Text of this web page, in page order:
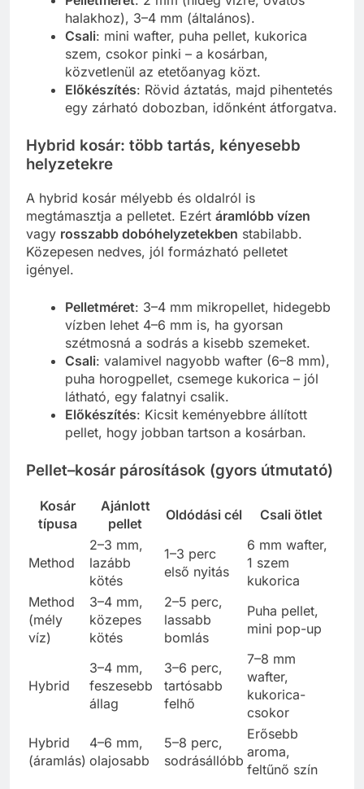
halakhoz), 3–4 mm (általános).
Csali: mini wafter, puha pellet, kukorica
szem, csokor pinki – a kosárban,
közvetlenül az etetőanyag közt.
Előkészítés: Rövid áztatás, majd pihentetés
egy zárható dobozban, időnként átforgatva.
Hybrid kosár: több tartás, kényesebb
helyzetekre
A hybrid kosár mélyebb és oldalról is
megtámasztja a pelletet. Ezért áramlóbb vízen
vagy rosszabb dobóhelyzetekben stabilabb.
Közepesen nedves, jól formázható pelletet
igényel.
Pelletméret: 3–4 mm mikropellet, hidegebb
vízben lehet 4–6 mm is, ha gyorsan
szétmosná a sodrás a kisebb szemeket.
Csali: valamivel nagyobb wafter (6–8 mm),
puha horogpellet, csemege kukorica – jól
látható, egy falatnyi csalik.
Előkészítés: Kicsit keményebbre állított
pellet, hogy jobban tartson a kosárban.
Pellet–kosár párosítások (gyors útmutató)
Kosár
típusa
Ajánlott
pellet
Oldódási cél Csali ötlet
Method
2–3 mm,
lazább
kötés
1–3 perc
első nyitás
6 mm wafter,
1 szem
kukorica
Method
(mély
víz)
3–4 mm,
közepes
kötés
2–5 perc,
lassabb
bomlás
Puha pellet,
mini pop-up
Hybrid
3–4 mm,
feszesebb
állag
3–6 perc,
tartósabb
felhő
7–8 mm
wafter,
kukorica-
csokor
Hybrid
(áramlás)
4–6 mm,
olajosabb
5–8 perc,
sodrásállóbb
Erősebb
aroma,
feltűnő szín